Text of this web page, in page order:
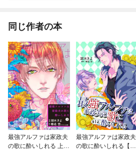
同じ作者の本
最強アルファは家政夫
の歌に酔いしれる 上
最強アルファは家政夫
の歌に酔いしれる【単